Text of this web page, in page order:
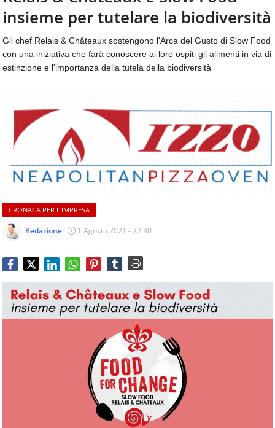
aggiornamenti
quotidiani
temi
come
ospitalità,
&
beverage,
catering
e
quotidiani
mondo
dell'alimentazione,
dei
consumi
Service
e
tutte
CONTATTI
insieme per tutelare la biodiversità
Gli chef Relais & Châteaux sostengono l'Arca del Gusto di Slow Food
con una iniziativa che farà conoscere ai loro ospiti gli alimenti in via di
estinzione e l'importanza della tutela della biodiversità
CRONACA PER L'IMPRESA
Redazione 1 Agosto 2021 - 22:30